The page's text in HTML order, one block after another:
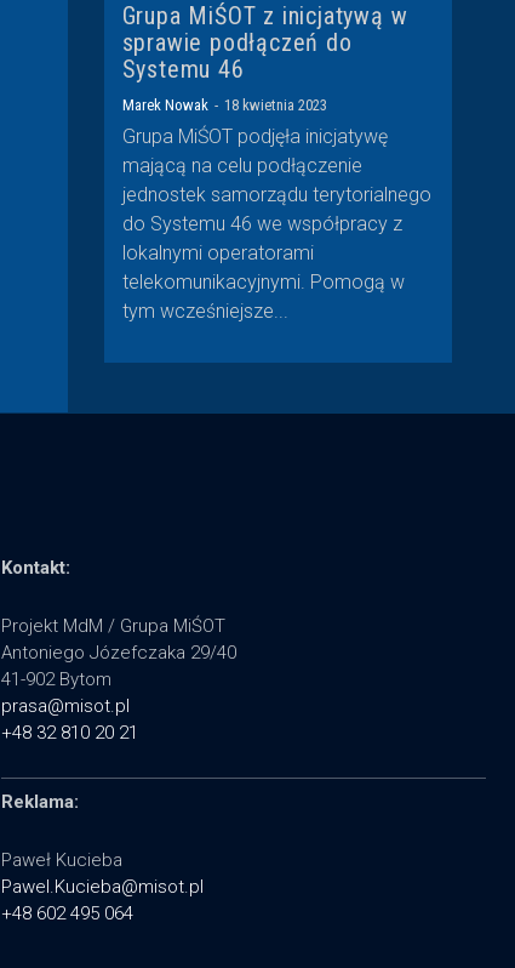
Grupa MiŚOT z inicjatywą w
sprawie podłączeń do
Systemu 46
Marek Nowak - 18 kwietnia 2023
Grupa MiŚOT podjęła inicjatywę
mającą na celu podłączenie
jednostek samorządu terytorialnego
do Systemu 46 we współpracy z
lokalnymi operatorami
telekomunikacyjnymi. Pomogą w
tym wcześniejsze...
Kontakt:
Projekt MdM / Grupa MiŚOT
Antoniego Józefczaka 29/40
41-902 Bytom
prasa@misot.pl
+48 32 810 20 21
Reklama:
Paweł Kucieba
Pawel.Kucieba@misot.pl
+48 602 495 064